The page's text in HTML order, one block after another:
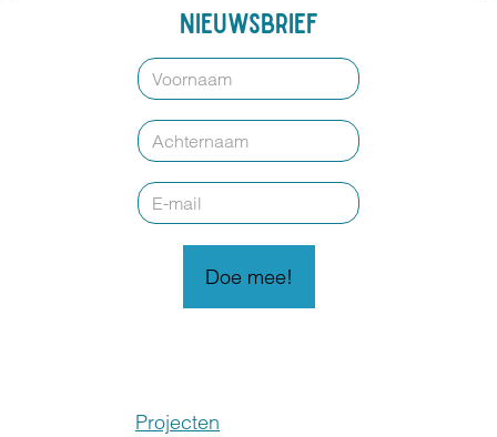
Nieuwsbrief
Voornaam
Achternaam
E-
mail
Projecten